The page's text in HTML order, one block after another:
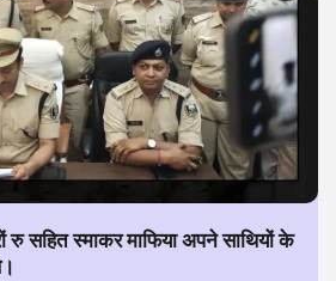
सहित स्माकर माफिया अपने साथियों के